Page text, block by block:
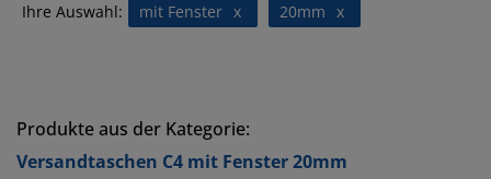
Ihre Auswahl: x
mit Fenster x
20mm
Produkte aus der Kategorie:
Versandtaschen C4 mit Fenster 20mm